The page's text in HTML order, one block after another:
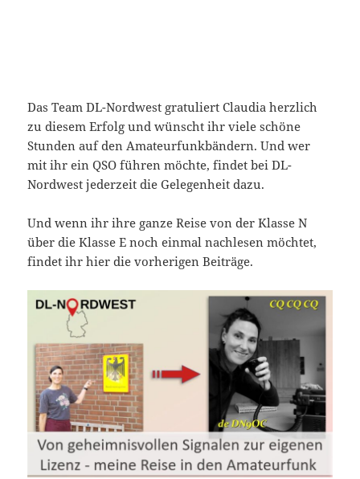
Das Team DL-Nordwest gratuliert Claudia herzlich
zu diesem Erfolg und wünscht ihr viele schöne
Stunden auf den Amateurfunkbändern. Und wer
mit ihr ein QSO führen möchte, findet bei DL-
Nordwest jederzeit die Gelegenheit dazu.
Und wenn ihr ihre ganze Reise von der Klasse N
über die Klasse E noch einmal nachlesen möchtet,
findet ihr hier die vorherigen Beiträge.